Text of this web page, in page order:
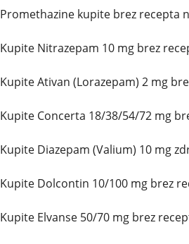
Promethazine kupite brez recepta
Kupite Nitrazepam 10 mg brez
Kupite Ativan (Lorazepam) 2 mg
Kupite Concerta 18/38/54/72 mg
Kupite Diazepam (Valium) 10 mg
Kupite Dolcontin 10/100 mg brez
Kupite Elvanse 50/70 mg brez